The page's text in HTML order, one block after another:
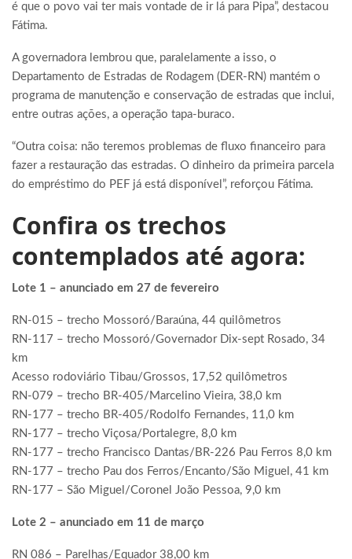
é que o povo vai ter mais vontade de ir lá para Pipa”, destacou
Fátima.
A governadora lembrou que, paralelamente a isso, o
Departamento de Estradas de Rodagem (DER-RN) mantém o
programa de manutenção e conservação de estradas que inclui,
entre outras ações, a operação tapa-buraco.
“Outra coisa: não teremos problemas de fluxo financeiro para
fazer a restauração das estradas. O dinheiro da primeira parcela
do empréstimo do PEF já está disponível”, reforçou Fátima.
Confira os trechos
contemplados até agora:
Lote 1 – anunciado em 27 de fevereiro
RN-015 – trecho Mossoró/Baraúna, 44 quilômetros
RN-117 – trecho Mossoró/Governador Dix-sept Rosado, 34
km
Acesso rodoviário Tibau/Grossos, 17,52 quilômetros
RN-079 – trecho BR-405/Marcelino Vieira, 38,0 km
RN-177 – trecho BR-405/Rodolfo Fernandes, 11,0 km
RN-177 – trecho Viçosa/Portalegre, 8,0 km
RN-177 – trecho Francisco Dantas/BR-226 Pau Ferros 8,0 km
RN-177 – trecho Pau dos Ferros/Encanto/São Miguel, 41 km
RN-177 – São Miguel/Coronel João Pessoa, 9,0 km
Lote 2 – anunciado em 11 de março
RN 086 – Parelhas/Equador 38,00 km